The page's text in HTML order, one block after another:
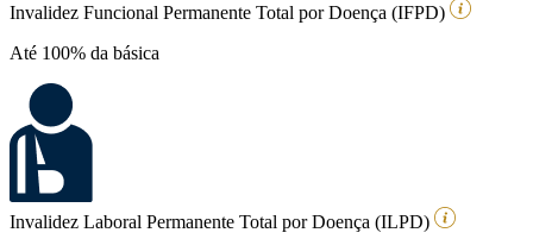
Invalidez Funcional Permanente Total por Doença (IFPD)
Até 100% da básica
Invalidez Laboral Permanente Total por Doença (ILPD)